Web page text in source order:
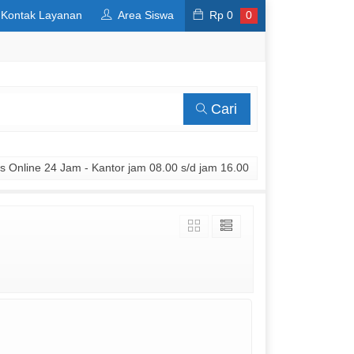
Layanan Area Siswa Rp 0 0
Cari
Online 24 Jam - Kantor jam 08.00 s/d jam 16.00